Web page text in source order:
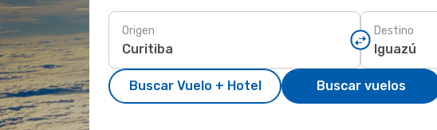
Origen Destino
Buscar Vuelo + Hotel Buscar vuelos